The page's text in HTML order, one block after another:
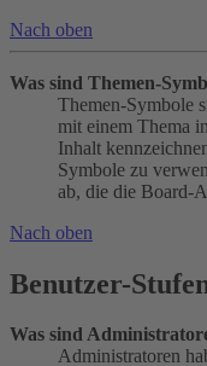
Nach oben
Was sind Themen-
Themen-Symbole
mit einem Thema
Inhalt
Symbole zu
ab, die die Board-
Nach oben
Benutzer-
Was sind
Administratoren